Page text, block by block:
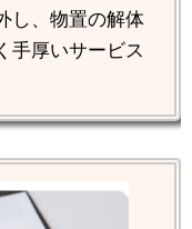
し、物置の解体
手厚いサービス